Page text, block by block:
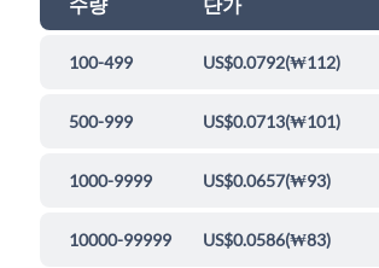
100-499 US$0.0792(₩112)
500-999 US$0.0713(₩101)
1000-9999 US$0.0657(₩93)
10000-99999 US$0.0586(₩83)